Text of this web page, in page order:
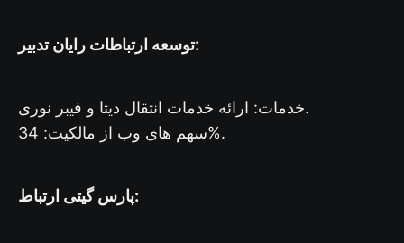
توسعه ارتباطات رایان تدبیر:
خدمات: ارائه خدمات انتقال دیتا و فیبر نوری.
سهم های وب از مالکیت: 34%.
پارس گیتی ارتباط: